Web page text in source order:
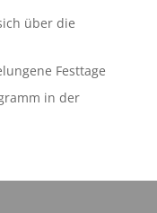
über die
Festtage
in der